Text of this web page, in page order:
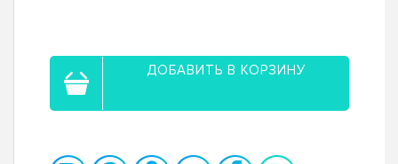
ДОБАВИТЬ В КОРЗИНУ